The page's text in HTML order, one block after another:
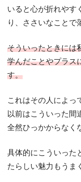
いると心が折れやす
り、ささいなことで
そういったときには
学んだことやプラス
す。
これはその人によっ
以前はこういった間
全然ひっかからなく
具体的にこういった
たらしい魅力もうま